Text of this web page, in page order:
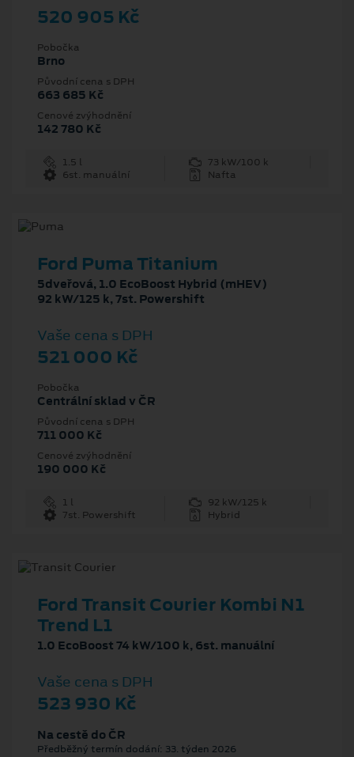
520 905 Kč
Pobočka
Brno
Původní cena s DPH
663 685 Kč
Cenové zvýhodnění
142 780 Kč
1.5 l
73 kW/100 k
6st. manuální
Nafta
Ford Puma Titanium
5dveřová, 1.0 EcoBoost Hybrid (mHEV)
92 kW/125 k, 7st. Powershift
Vaše cena s DPH
521 000 Kč
Pobočka
Centrální sklad v ČR
Původní cena s DPH
711 000 Kč
Cenové zvýhodnění
190 000 Kč
1 l
92 kW/125 k
7st. Powershift
Hybrid
Ford Transit Courier Kombi N1
Trend L1
1.0 EcoBoost 74 kW/100 k, 6st. manuální
Vaše cena s DPH
523 930 Kč
Na cestě do ČR
Předběžný termín dodání: 33. týden 2026